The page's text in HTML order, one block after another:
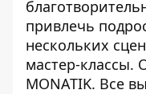
привлечь
нескольких
мастер-классы.
MONATIK. Все